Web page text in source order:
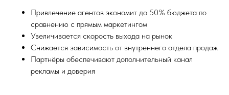
Привлечение агентов экономит до 50% бюджета по
сравнению с прямым маркетингом
Увеличивается скорость выхода на рынок
Снижается зависимость от внутреннего отдела продаж
Партнёры обеспечивают дополнительный канал
рекламы и доверия